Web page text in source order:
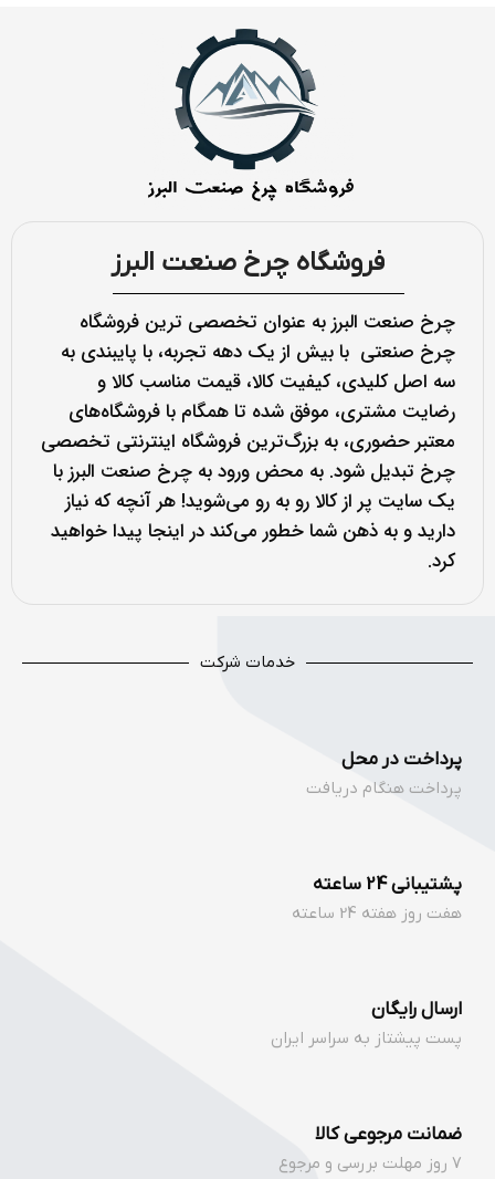
فروشگاه چرخ صنعت البرز
چرخ صنعت البرز به عنوان تخصصی ترین فروشگاه
چرخ صنعتی با بیش از یک دهه تجربه، با پایبندی به
سه اصل کلیدی، کیفیت کالا، قیمت مناسب کالا و
رضایت مشتری، موفق شده تا همگام با فروشگاه‌های
معتبر حضوری، به بزرگ‌ترین فروشگاه اینترنتی تخصصی
چرخ تبدیل شود. به محض ورود به چرخ صنعت البرز با
یک سایت پر از کالا رو به رو می‌شوید! هر آنچه که نیاز
دارید و به ذهن شما خطور می‌کند در اینجا پیدا خواهید
کرد.
خدمات شرکت
پرداخت در محل
پرداخت هنگام دریافت
پشتیبانی 24 ساعته
هفت روز هفته 24 ساعته
ارسال رایگان
پست پیشتاز به سراسر ایران
ضمانت مرجوعی کالا
7 روز مهلت بررسی و مرجوع